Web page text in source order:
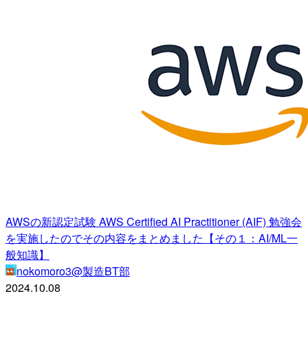
AWSの新認定試験 AWS Certified AI Practitioner (AIF) 勉強会
を実施したのでその内容をまとめました【その１：AI/ML一
般知識】
nokomoro3@製造BT部
2024.10.08